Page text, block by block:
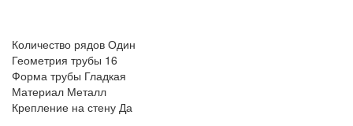
Количество рядов Один
Геометрия трубы 16
Форма трубы Гладкая
Материал Металл
Крепление на стену Да